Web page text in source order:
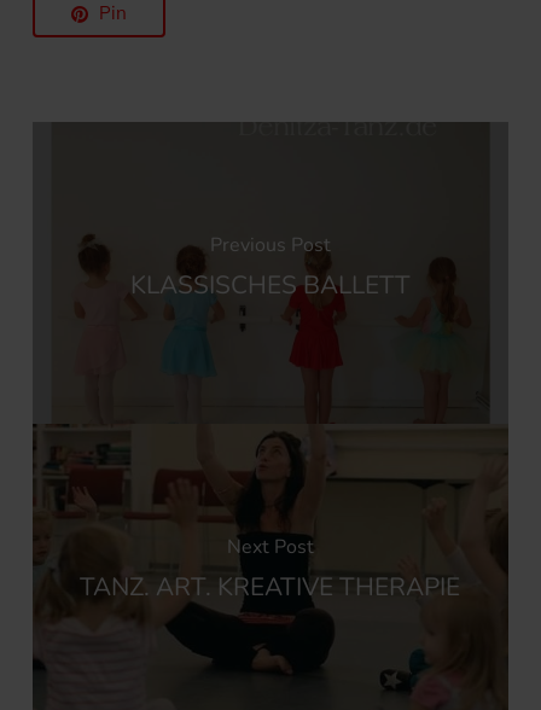
Pin
Previous Post
KLASSISCHES BALLETT
Next Post
TANZ. ART. KREATIVE THERAPIE